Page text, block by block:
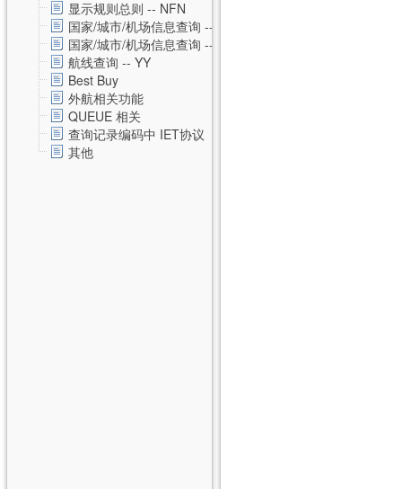
显示规则总则 -- NFN
国家/城市/机场信息查询 -- CNTZ
国家/城市/机场信息查询 -- CNTD
航线查询 -- YY
Best Buy
外航相关功能
QUEUE 相关
查询记录编码中 IET协议
其他